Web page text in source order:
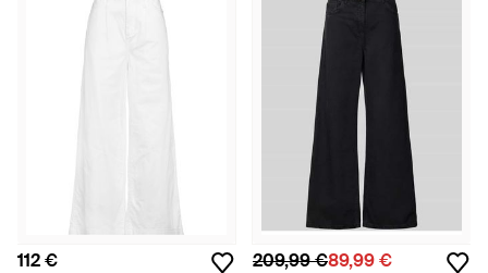
112 € 209,99 €89,99 €